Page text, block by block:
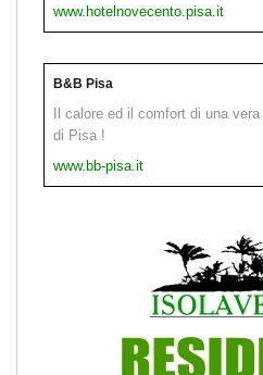
www.hotelnovecento.pisa.it
B&B Pisa
Il calore ed il comfort di una
di Pisa !
www.bb-pisa.it